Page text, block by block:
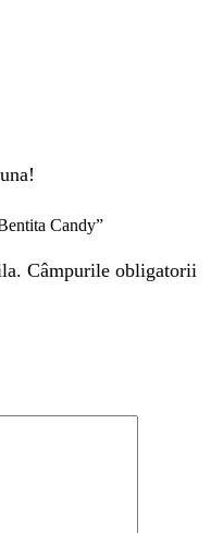
Candy”
Câmpurile obligatorii